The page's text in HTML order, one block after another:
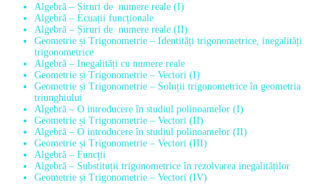
Algebră – Șiruri de numere reale (I)
Algebră – Ecuații funcționale
Algebră – Șiruri de numere reale (II)
Geometrie și Trigonometrie – Identități trigonometrice, inegalități
trigonometrice
Algebră – Inegalități cu numere reale
Geometrie și Trigonometrie – Vectori (I)
Geometrie și Trigonometrie – Soluții trigonometrice în geometria
triunghiului
Algebră – O introducere în studiul polinoamelor (I)
Geometrie și Trigonometrie – Vectori (II)
Algebră – O introducere în studiul polinoamelor (II)
Geometrie și Trigonometrie – Vectori (III)
Algebră – Funcții
Algebră – Substituții trigonometrice în rezolvarea inegalităților
Geometrie și Trigonometrie – Vectori (IV)